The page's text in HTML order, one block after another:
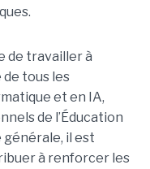
de travailler à
tous les
et en IA,
de l’Éducation
générale, il est
à renforcer les